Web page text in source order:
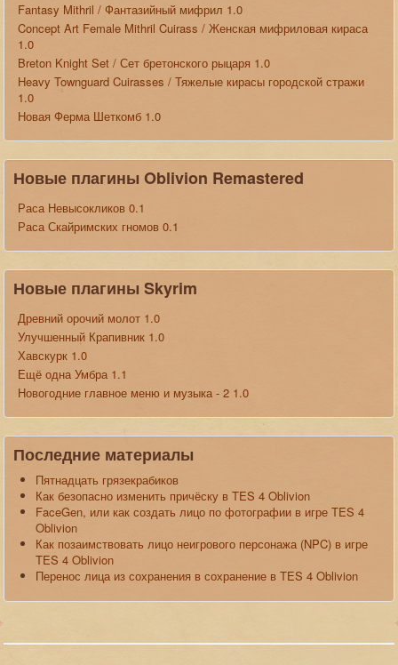
Fantasy Mithril / Фантазийный мифрил 1.0
Concept Art Female Mithril Cuirass / Женская мифриловая кираса
1.0
Breton Knight Set / Сет бретонского рыцаря 1.0
Heavy Townguard Cuirasses / Тяжелые кирасы городской стражи
1.0
Новая Ферма Шеткомб 1.0
Новые плагины Oblivion Remastered
Раса Невысокликов 0.1
Раса Скайримских гномов 0.1
Новые плагины Skyrim
Древний орочий молот 1.0
Улучшенный Крапивник 1.0
Хавскурк 1.0
Ещё одна Умбра 1.1
Новогодние главное меню и музыка - 2 1.0
Последние материалы
Пятнадцать грязекрабиков
Как безопасно изменить причёску в TES 4 Oblivion
FaceGen, или как создать лицо по фотографии в игре TES 4
Oblivion
Как позаимствовать лицо неигрового персонажа (NPC) в игре
TES 4 Oblivion
Перенос лица из сохранения в сохранение в TES 4 Oblivion